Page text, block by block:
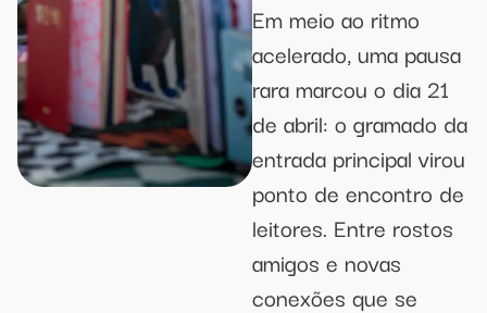
Em meio ao ritmo
acelerado, uma pausa
rara marcou o dia 21
de abril: o gramado da
entrada principal virou
ponto de encontro de
leitores. Entre rostos
amigos e novas
conexões que se